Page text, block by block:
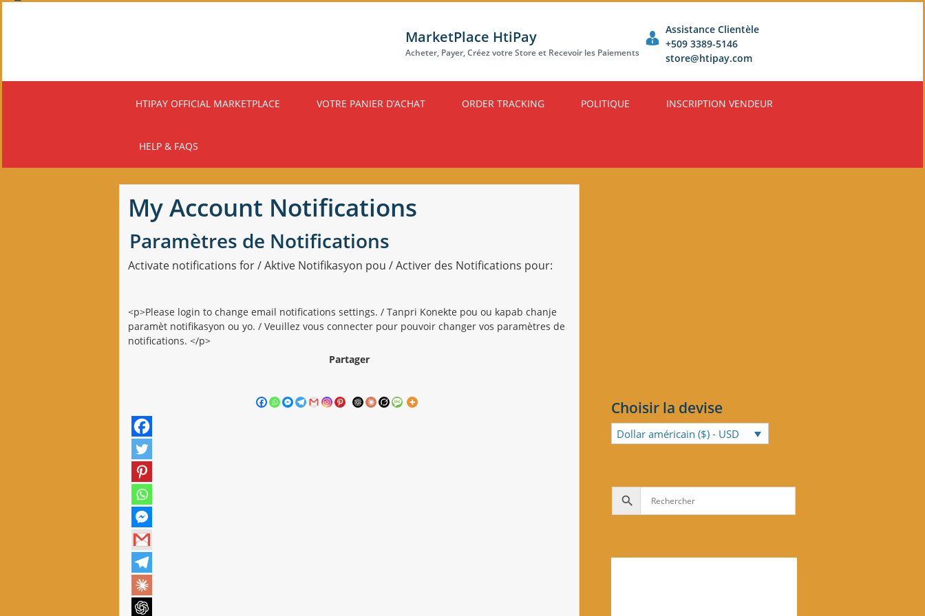
MarketPlace HtiPay
Acheter, Payer, Créez votre Store et Recevoir les Paiements
Assistance Clientèle
+509 3389-5146
store@htipay.com
HTIPAY OFFICIAL MARKETPLACE VOTRE PANIER D’ACHAT ORDER TRACKING POLITIQUE INSCRIPTION VENDEUR
HELP & FAQS
My Account Notifications
Paramètres de Notifications
Activate notifications for / Aktive Notifikasyon pou / Activer des Notifications pour:
<p>Please login to change email notifications settings. / Tanpri Konekte pou ou kapab chanje
paramèt notifikasyon ou yo. / Veuillez vous connecter pour pouvoir changer vos paramètres de
notifications. </p>
Partager
Choisir la devise
Dollar américain ($) - USD